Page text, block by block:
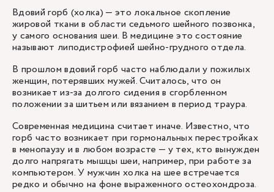
Вдовий горб (холка) — это локальное скопление
жировой ткани в области седьмого шейного позвонка,
у самого основания шеи. В медицине это состояние
называют липодистрофией шейно-грудного отдела.
В прошлом вдовий горб часто наблюдали у пожилых
женщин, потерявших мужей. Считалось, что он
возникает из-за долгого сидения в сгорбленном
положении за шитьем или вязанием в период траура.
Современная медицина считает иначе. Известно, что
горб часто возникает при гормональных перестройках
в менопаузу и в любом возрасте — у тех, кто вынужден
долго напрягать мышцы шеи, например, при работе за
компьютером. У мужчин холка на шее встречается
редко и обычно на фоне выраженного остеохондроза.